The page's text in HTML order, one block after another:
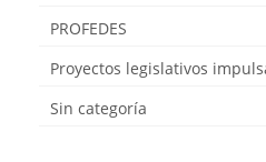
PROFEDES
Proyectos legislativos
Sin categoría